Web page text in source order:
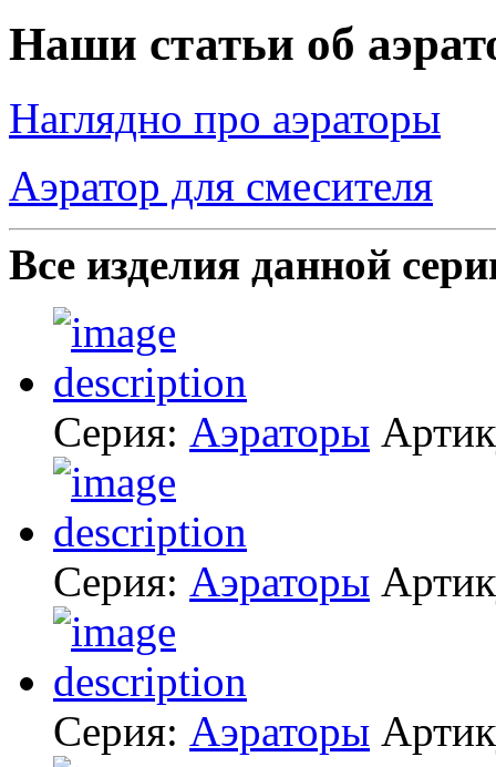
Наши статьи об
Наглядно про аэраторы
Аэратор для смесителя
Все изделия данной
Серия: Аэраторы
Серия: Аэраторы
Серия: Аэраторы